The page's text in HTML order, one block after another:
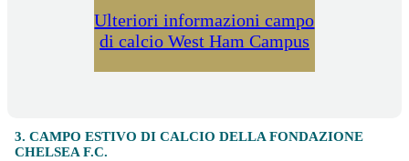
Ulteriori informazioni campo
di calcio West Ham Campus
3. CAMPO ESTIVO DI CALCIO DELLA FONDAZIONE
CHELSEA F.C.